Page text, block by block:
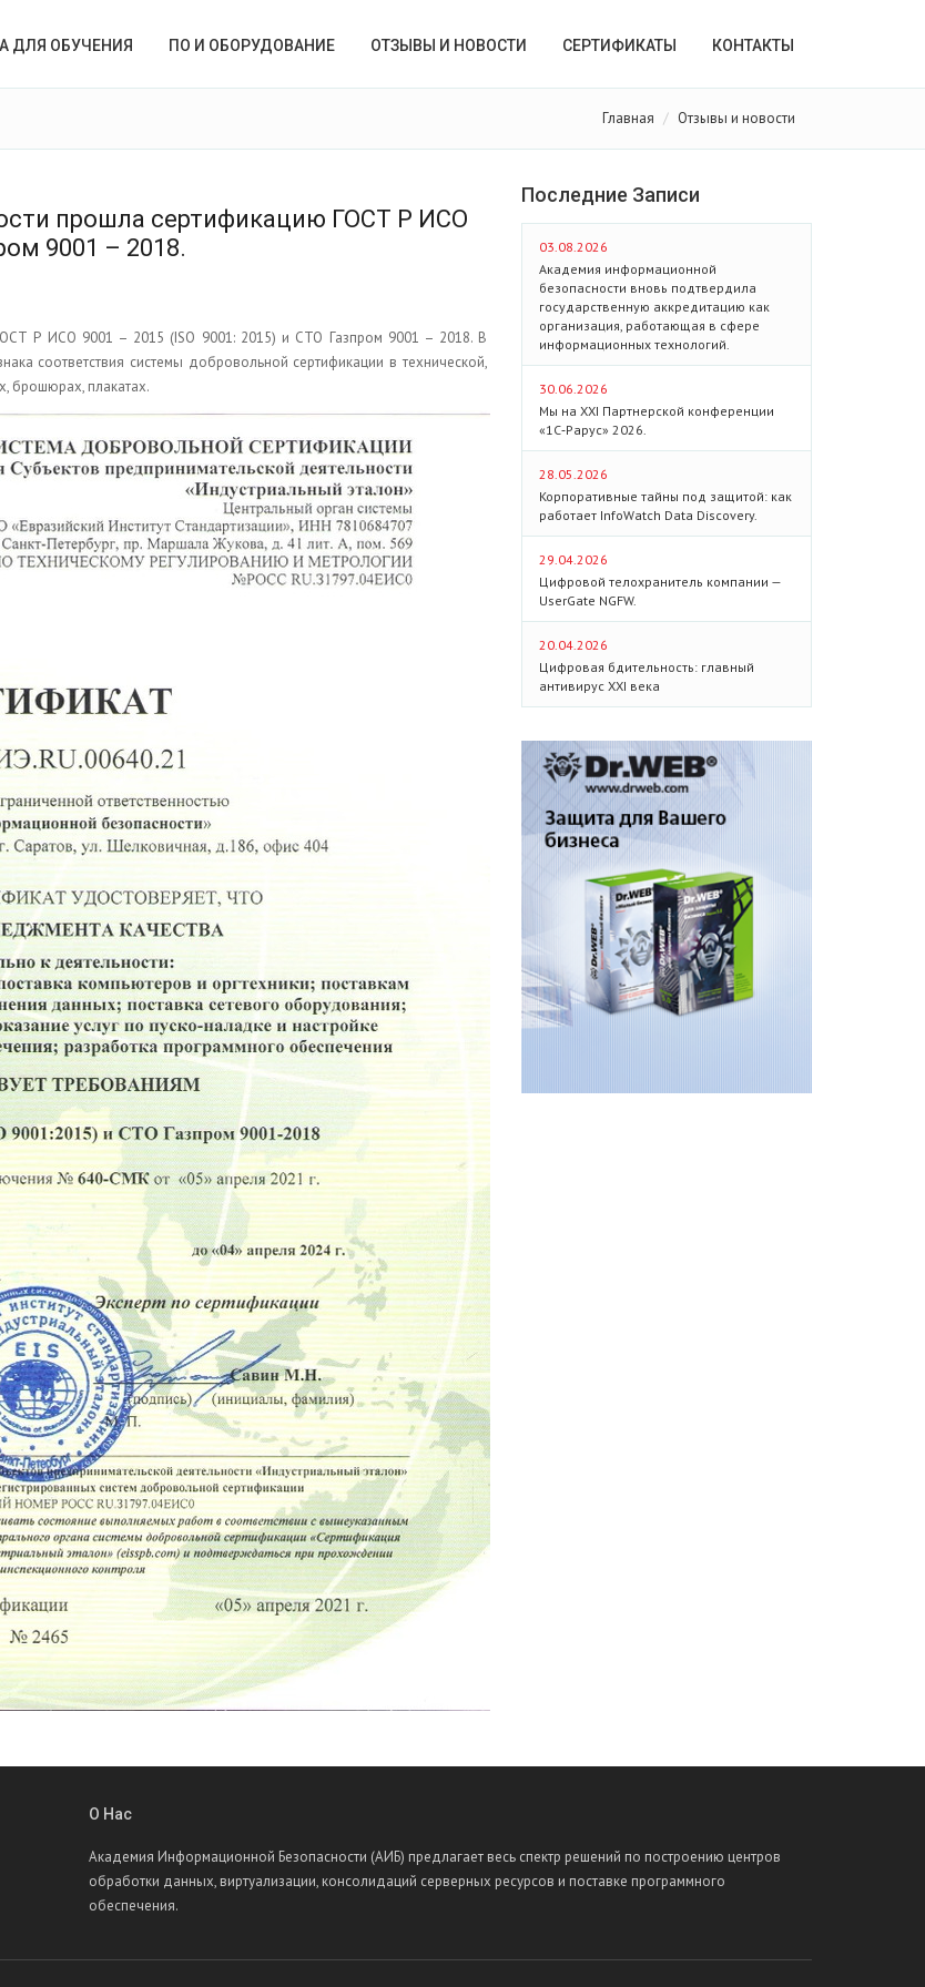
ДЛЯ ОБУЧЕНИЯ ПО И ОБОРУДОВАНИЕ ОТЗЫВЫ И НОВОСТИ СЕРТИФИКАТЫ КОНТАКТЫ
Главная Отзывы и новости
прошла сертификацию ГОСТ Р ИСО
9001 – 2018.
Р ИСО 9001 – 2015 (ISO 9001: 2015) и СТО Газпром 9001 – 2018. В
соответствия системы добровольной сертификации в технической,
брошюрах, плакатах.
Последние Записи
03.08.2026
Академия информационной
безопасности вновь подтвердила
государственную аккредитацию как
организация, работающая в сфере
информационных технологий.
30.06.2026
Мы на XXI Партнерской конференции
«1С‑Рарус» 2026.
28.05.2026
Корпоративные тайны под защитой: как
работает InfoWatch Data Discovery.
29.04.2026
Цифровой телохранитель компании —
UserGate NGFW.
20.04.2026
Цифровая бдительность: главный
антивирус XXI века
О Нас
Академия Информационной Безопасности (АИБ) предлагает весь спектр решений по построению центров
обработки данных, виртуализации, консолидаций серверных ресурсов и поставке программного
обеспечения.